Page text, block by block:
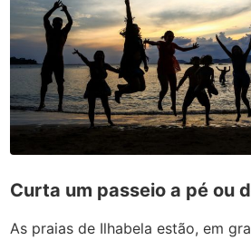
Curta um passeio a pé ou
As praias de Ilhabela estão, em